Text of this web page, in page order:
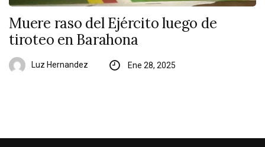
Muere raso del Ejército luego de
tiroteo en Barahona
Luz Hernandez Ene 28, 2025